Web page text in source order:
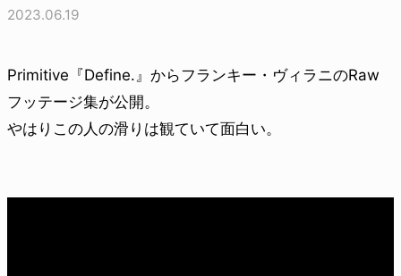
2023.06.19
Primitive『Define.』からフランキー・ヴィラニのRaw
フッテージ集が公開。
やはりこの人の滑りは観ていて面白い。